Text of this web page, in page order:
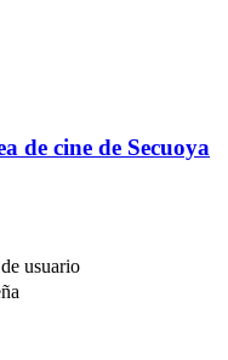
de cine de Secuoya
usuario